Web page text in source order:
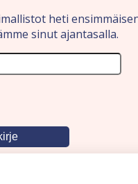
heti
sinut ajantasalla.